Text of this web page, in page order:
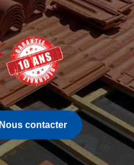
Nous contacter